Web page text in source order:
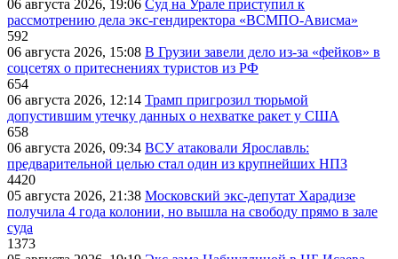
06 августа 2026, 19:06 Суд на Урале приступил к
рассмотрению дела экс-гендиректора «ВСМПО-Ависма»
592
06 августа 2026, 15:08 В Грузии завели дело из-за «фейков» в
соцсетях о притеснениях туристов из РФ
654
06 августа 2026, 12:14 Трамп пригрозил тюрьмой
допустившим утечку данных о нехватке ракет у США
658
06 августа 2026, 09:34 ВСУ атаковали Ярославль:
предварительной целью стал один из крупнейших НПЗ
4420
05 августа 2026, 21:38 Московский экс-депутат Харадизе
получила 4 года колонии, но вышла на свободу прямо в зале
суда
1373